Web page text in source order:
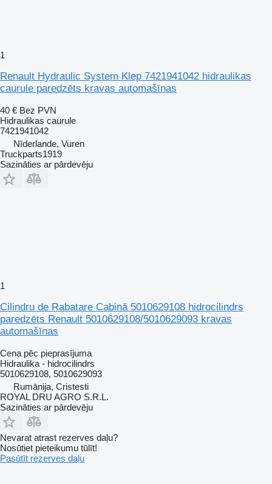
1
Renault Hydraulic System Klep 7421941042 hidraulikas
caurule paredzēts kravas automašīnas
40 € Bez PVN
Hidraulikas caurule
7421941042
Nīderlande, Vuren
Truckparts1919
Sazināties ar pārdevēju
1
Cilindru de Rabatare Cabină 5010629108 hidrocilindrs
paredzēts Renault 5010629108/5010629093 kravas
automašīnas
Cena pēc pieprasījuma
Hidraulika - hidrocilindrs
5010629108, 5010629093
Rumānija, Cristesti
ROYAL DRU AGRO S.R.L.
Sazināties ar pārdevēju
Nevarat atrast rezerves daļu?
Nosūtiet pieteikumu tūlīt!
Pasūtīt rezerves daļu